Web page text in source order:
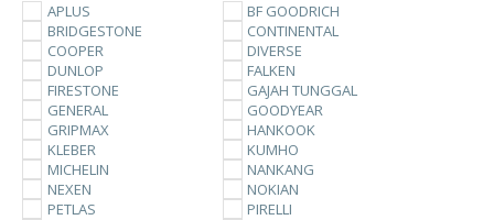
APLUS
BF GOODRICH
BRIDGESTONE
CONTINENTAL
COOPER
DIVERSE
DUNLOP
FALKEN
FIRESTONE
GAJAH TUNGGAL
GENERAL
GOODYEAR
GRIPMAX
HANKOOK
KLEBER
KUMHO
MICHELIN
NANKANG
NEXEN
NOKIAN
PETLAS
PIRELLI